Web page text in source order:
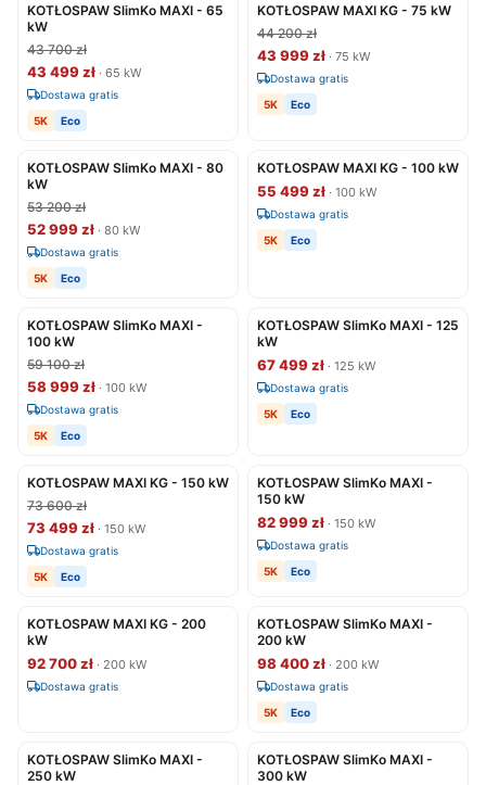
KOTŁOSPAW SlimKo MAXI - 65
kW
43 700 zł
43 499 zł · 65 kW
Dostawa gratis
5K
Eco
KOTŁOSPAW MAXI KG - 75 kW
44 200 zł
43 999 zł · 75 kW
Dostawa gratis
5K
Eco
KOTŁOSPAW SlimKo MAXI - 80
kW
53 200 zł
52 999 zł · 80 kW
Dostawa gratis
5K
Eco
KOTŁOSPAW MAXI KG - 100 kW
55 499 zł · 100 kW
Dostawa gratis
5K
Eco
KOTŁOSPAW SlimKo MAXI -
100 kW
59 100 zł
58 999 zł · 100 kW
Dostawa gratis
5K
Eco
KOTŁOSPAW SlimKo MAXI - 125
kW
67 499 zł · 125 kW
Dostawa gratis
5K
Eco
KOTŁOSPAW MAXI KG - 150 kW
73 600 zł
73 499 zł · 150 kW
Dostawa gratis
5K
Eco
KOTŁOSPAW SlimKo MAXI -
150 kW
82 999 zł · 150 kW
Dostawa gratis
5K
Eco
KOTŁOSPAW MAXI KG - 200
kW
92 700 zł · 200 kW
Dostawa gratis
KOTŁOSPAW SlimKo MAXI -
200 kW
98 400 zł · 200 kW
Dostawa gratis
5K
Eco
KOTŁOSPAW SlimKo MAXI -
250 kW
KOTŁOSPAW SlimKo MAXI -
300 kW